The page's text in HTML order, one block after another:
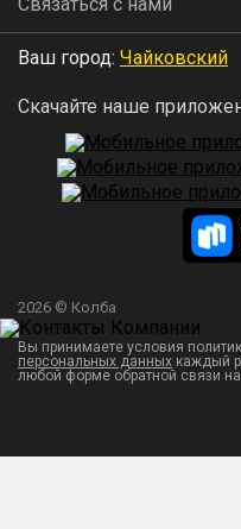
Связаться с нами
Ваш город: Чайковский
Скачайте наше
2026 © Колба
Вы принимаете условия
персональных данных каждый
любой форме обратной связи